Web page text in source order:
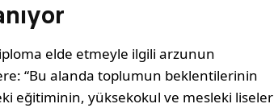
elde etmeyle ilgili arzunun
“Bu alanda toplumun beklentilerinin
eğitiminin, yüksekokul ve mesleki liseler